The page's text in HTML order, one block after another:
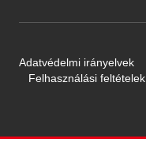
Adatvédelmi irányelvek
Felhasználási feltételek